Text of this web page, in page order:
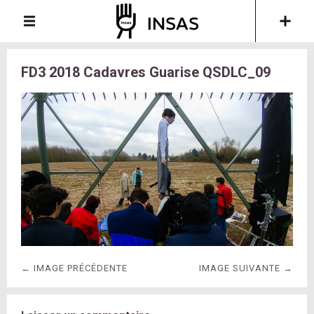
FD3 2018 Cadavres Guarise QSDLC_09
← IMAGE PRÉCÉDENTE IMAGE SUIVANTE →